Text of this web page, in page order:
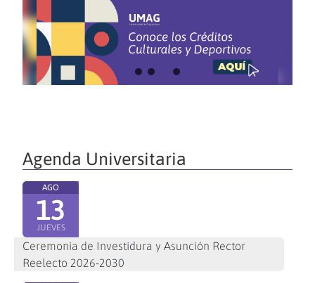
Agenda Universitaria
AGO
13
JUEVES
Ceremonia de Investidura y Asunción Rector
Reelecto 2026-2030